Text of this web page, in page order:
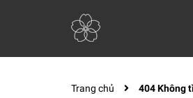
Trang chủ 404 Không